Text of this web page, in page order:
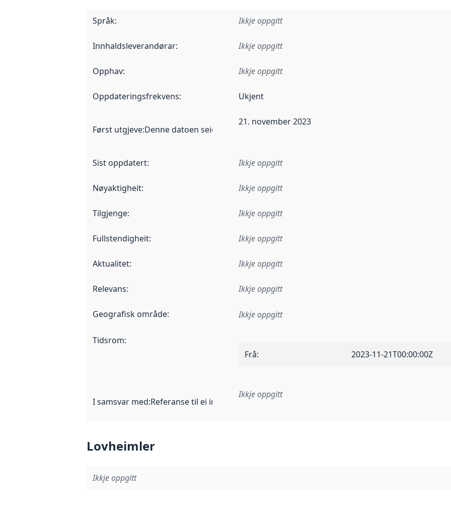
Språk: Ikkje oppgitt
Innhaldsleverandørar: Ikkje oppgitt
Opphav: Ikkje oppgitt
Oppdateringsfrekvens: Ukjent
Først utgjeve:Denne datoen seier når dataa i dette datasettet først blei utgitt. Det kan ha
21. november 2023
Sist oppdatert: Ikkje oppgitt
Nøyaktigheit: Ikkje oppgitt
Tilgjenge: Ikkje oppgitt
Fullstendigheit: Ikkje oppgitt
Aktualitet: Ikkje oppgitt
Relevans: Ikkje oppgitt
Geografisk område: Ikkje oppgitt
Tidsrom:
Frå: 2023-11-21T00:00:00Z
I samsvar med:Referanse til ei implementeringsregel eller anna spesifikasjon som ligg til
Ikkje oppgitt
Lovheimler
Ikkje oppgitt